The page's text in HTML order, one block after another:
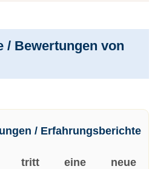
/ Bewertungen von
/ Erfahrungsberichte
tritt eine neue